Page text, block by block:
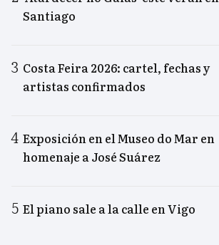
Santiago
Costa Feira 2026: cartel, fechas y
artistas confirmados
Exposición en el Museo do Mar en
homenaje a José Suárez
El piano sale a la calle en Vigo